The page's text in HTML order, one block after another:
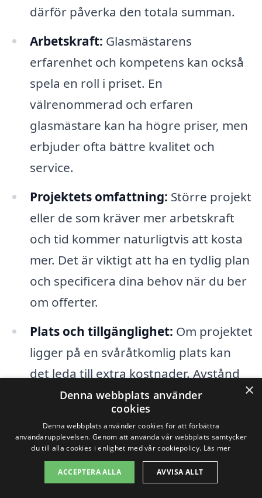
därför påverka den totala summan.
Arbetskraft: Glasmästarens
erfarenhet och kompetens kan också
spela en roll i priset. En
välrenommerad och erfaren
glasmästare kan ha högre priser, men
erbjuder ofta bättre kvalitet och
service.
Projektets omfattning: Större projekt
eller de som kräver mer arbetskraft
och tid kommer naturligtvis att kosta
mer. Det är viktigt att ha en tydlig plan
och specificera dina behov när du ber
om offerter.
Plats och tillgänglighet: Om projektet
ligger på en svåråtkomlig plats kan
det leda till extra kostnader. Avstånd
till arbetsplatsen och logistiska
utmaningar kan också påverka priset.
Att jämföra priser mellan olika
glasmästare i Bohus-Björkö kan vara en
×
Denna webbplats använder
cookies
Denna webbplats använder cookies för att förbättra
användarupplevelsen. Genom att använda vår webbplats samtycker
du till alla cookies i enlighet med vår cookiepolicy. Läs mer
ACCEPTERA ALLA AVVISA ALLT